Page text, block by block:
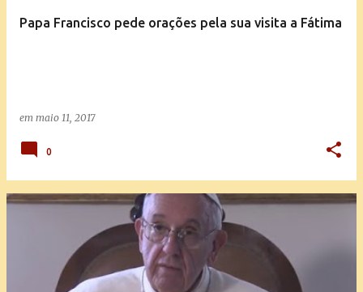
Papa Francisco pede orações pela sua visita a Fátima
em maio 11, 2017
0